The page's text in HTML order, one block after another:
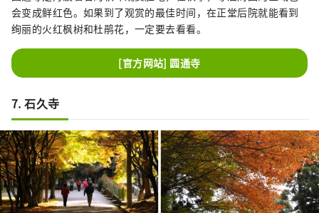
会变成鲜红色。如果到了观赏的最佳时间，在正堂后院就能看到
绚丽的火红枫树和杜鹃花，一定要去看看。
[官方网站] 圆通寺
7. 石久寺